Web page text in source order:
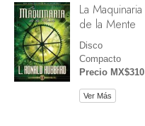
La Maquinaria
de la Mente
Disco
Compacto
Precio MX$310
Ver Más